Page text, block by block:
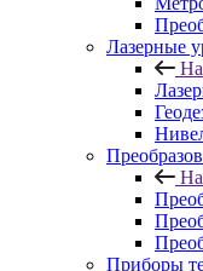
Лазерные
Приборы